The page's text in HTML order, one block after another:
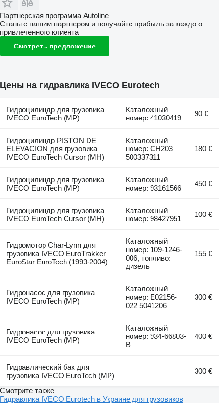
Партнерская программа Autoline
Станьте нашим партнером и получайте прибыль за каждого
привлеченного клиента
Смотреть предложение
Цены на гидравлика IVECO Eurotech
Гидроцилиндр для грузовика
IVECO EuroTech (MP)
Каталожный
номер: 41030419
90 €
Гидроцилиндр PISTON DE
ELEVACION для грузовика
IVECO EuroTech Cursor (MH)
Каталожный
номер: CH203
500337311
180 €
Гидроцилиндр для грузовика
IVECO EuroTech (MP)
Каталожный
номер: 93161566
450 €
Гидроцилиндр для грузовика
IVECO EuroTech Cursor (MH)
Каталожный
номер: 98427951
100 €
Гидромотор Char-Lynn для
грузовика IVECO EuroTrakker
EuroStar EuroTech (1993-2004)
Каталожный
номер: 109-1246-
006, топливо:
дизель
155 €
Гидронасос для грузовика
IVECO EuroTech (MP)
Каталожный
номер: E02156-
022 5041206
300 €
Гидронасос для грузовика
IVECO EuroTech (MP)
Каталожный
номер: 934-66803-
B
400 €
Гидравлический бак для
грузовика IVECO EuroTech (MP)
300 €
Смотрите также
Гидравлика IVECO Eurotech в Украине для грузовиков